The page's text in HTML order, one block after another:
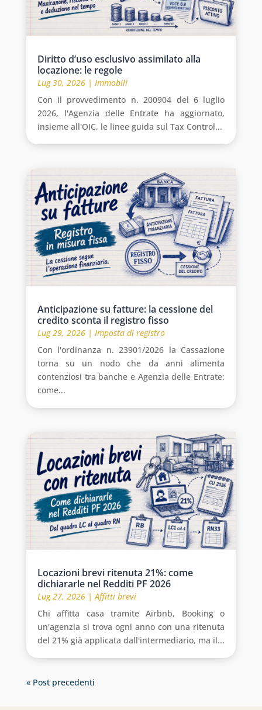
Diritto d’uso esclusivo assimilato alla
locazione: le regole
Lug 30, 2026| Immobili
Con il provvedimento n. 200904 del 6 luglio
2026, l'Agenzia delle Entrate ha aggiornato,
insieme all'OIC, le linee guida sul Tax Control...
Anticipazione su fatture: la cessione del
credito sconta il registro fisso
Lug 29, 2026| Imposta di registro
Con l'ordinanza n. 23901/2026 la Cassazione
torna su un nodo che da anni alimenta
contenziosi tra banche e Agenzia delle Entrate:
come...
Locazioni brevi ritenuta 21%: come
dichiararle nel Redditi PF 2026
Lug 27, 2026| Affitti brevi
Chi affitta casa tramite Airbnb, Booking o
un'agenzia si trova ogni anno con una ritenuta
del 21% già applicata dall'intermediario, ma il...
« Post precedenti